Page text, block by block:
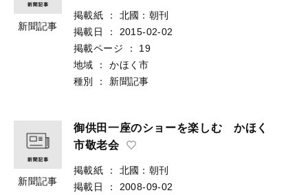
新聞記事
掲載紙 ：
北國：朝刊
掲載日
：
2015-02-02
掲載ページ
：
19
地域
：
かほく市
種別
： 新聞記事
新聞記事
御供田一座のショーを楽しむ かほく
市敬老会
掲載紙 ：
北國：朝刊
掲載日
：
2008-09-02